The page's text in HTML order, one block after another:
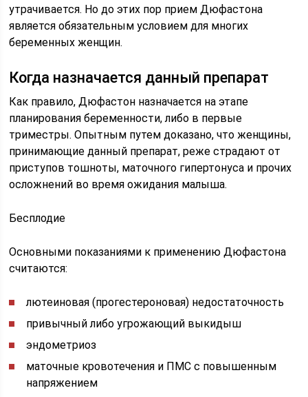
утрачивается. Но до этих пор прием Дюфастона
является обязательным условием для многих
беременных женщин.
Когда назначается данный препарат
Как правило, Дюфастон назначается на этапе
планирования беременности, либо в первые
триместры. Опытным путем доказано, что женщины,
принимающие данный препарат, реже страдают от
приступов тошноты, маточного гипертонуса и прочих
осложнений во время ожидания малыша.
Бесплодие
Основными показаниями к применению Дюфастона
считаются:
лютеиновая (прогестероновая) недостаточность
привычный либо угрожающий выкидыш
эндометриоз
маточные кровотечения и ПМС с повышенным
напряжением